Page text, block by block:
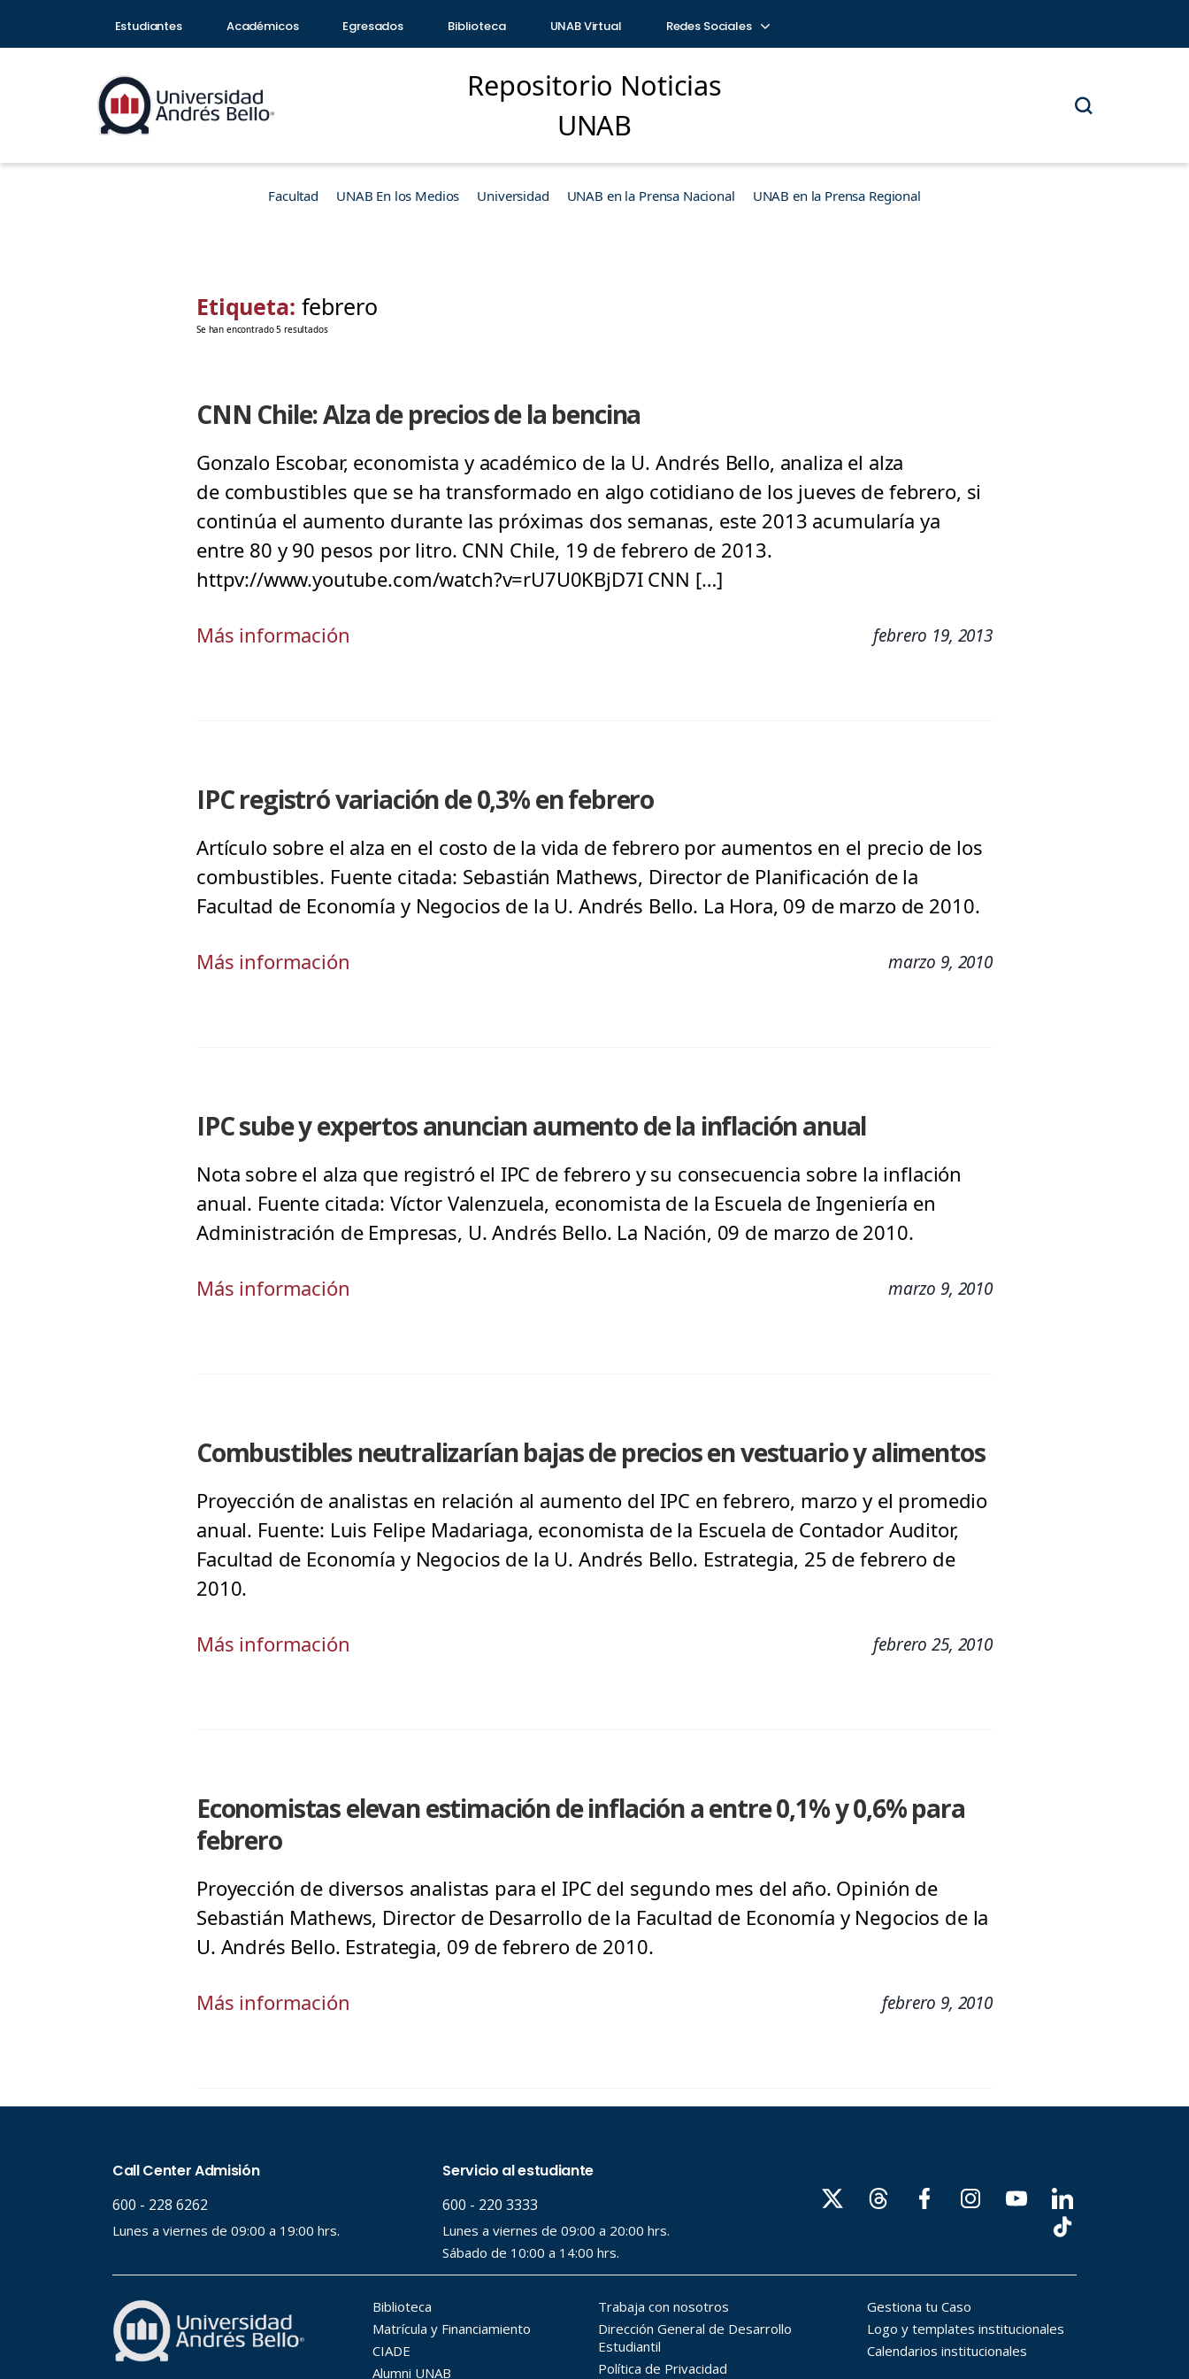
Estudiantes Académicos Egresados Biblioteca UNAB Virtual Redes Sociales
Repositorio Noticias
UNAB
Facultad UNAB En los Medios Universidad UNAB en la Prensa Nacional UNAB en la Prensa Regional
Etiqueta: febrero
Se han encontrado 5 resultados
CNN Chile: Alza de precios de la bencina
Gonzalo Escobar, economista y académico de la U. Andrés Bello, analiza el alza
de combustibles que se ha transformado en algo cotidiano de los jueves de febrero, si
continúa el aumento durante las próximas dos semanas, este 2013 acumularía ya
entre 80 y 90 pesos por litro. CNN Chile, 19 de febrero de 2013.
httpv://www.youtube.com/watch?v=rU7U0KBjD7I CNN […]
Más información febrero 19, 2013
IPC registró variación de 0,3% en febrero
Artículo sobre el alza en el costo de la vida de febrero por aumentos en el precio de los
combustibles. Fuente citada: Sebastián Mathews, Director de Planificación de la
Facultad de Economía y Negocios de la U. Andrés Bello. La Hora, 09 de marzo de 2010.
Más información marzo 9, 2010
IPC sube y expertos anuncian aumento de la inflación anual
Nota sobre el alza que registró el IPC de febrero y su consecuencia sobre la inflación
anual. Fuente citada: Víctor Valenzuela, economista de la Escuela de Ingeniería en
Administración de Empresas, U. Andrés Bello. La Nación, 09 de marzo de 2010.
Más información marzo 9, 2010
Combustibles neutralizarían bajas de precios en vestuario y alimentos
Proyección de analistas en relación al aumento del IPC en febrero, marzo y el promedio
anual. Fuente: Luis Felipe Madariaga, economista de la Escuela de Contador Auditor,
Facultad de Economía y Negocios de la U. Andrés Bello. Estrategia, 25 de febrero de
2010.
Más información febrero 25, 2010
Economistas elevan estimación de inflación a entre 0,1% y 0,6% para
febrero
Proyección de diversos analistas para el IPC del segundo mes del año. Opinión de
Sebastián Mathews, Director de Desarrollo de la Facultad de Economía y Negocios de la
U. Andrés Bello. Estrategia, 09 de febrero de 2010.
Más información febrero 9, 2010